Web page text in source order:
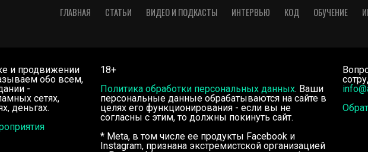
ГЛАВНАЯ СТАТЬИ ВИДЕО И ПОДКАСТЫ ИНТЕРВЬЮ КОД ОБУЧЕНИЕ
и продвижении
обо всем,
-
сетях,
деньгах.
18+
Политика обработки персональных данных. Ваши
персональные данные обрабатываются на сайте в
целях его функционирования - если вы не
согласны с этим, то должны покинуть сайт.
* Meta, в том числе ее продукты Facebook и
Instagram, признана экстремистской организацией